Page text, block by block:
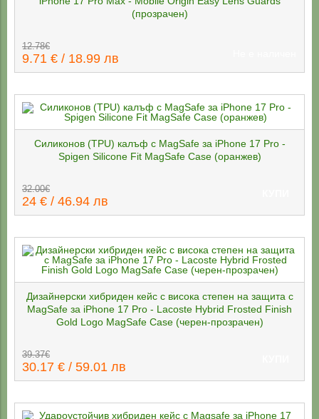
(прозрачен)
12.78€
9.71 € / 18.99 лв
Силиконов (TPU) калъф с MagSafe за iPhone 17 Pro -
Spigen Silicone Fit MagSafe Case (оранжев)
32.00€
24 € / 46.94 лв
Дизайнерски xибриден кейс с висока степен на защита с
MagSafe за iPhone 17 Pro - Lacoste Hybrid Frosted Finish
Gold Logo MagSafe Case (черен-прозрачен)
39.37€
30.17 € / 59.01 лв